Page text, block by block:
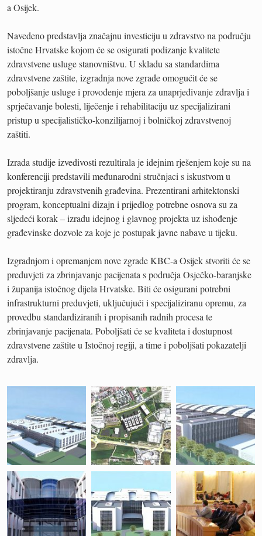
a Osijek.
Navedeno predstavlja značajnu investiciju u zdravstvo na području
istočne Hrvatske kojom će se osigurati podizanje kvalitete
zdravstvene usluge stanovništvu. U skladu sa standardima
zdravstvene zaštite, izgradnja nove zgrade omogućit će se
poboljšanje usluge i provođenje mjera za unaprjeđivanje zdravlja i
sprječavanje bolesti, liječenje i rehabilitaciju uz specijalizirani
pristup u specijalističko-konzilijarnoj i bolničkoj zdravstvenoj
zaštiti.
Izrada studije izvedivosti rezultirala je idejnim rješenjem koje su na
konferenciji predstavili međunarodni stručnjaci s iskustvom u
projektiranju zdravstvenih građevina. Prezentirani arhitektonski
program, konceptualni dizajn i prijedlog potrebne osnova su za
sljedeći korak – izradu idejnog i glavnog projekta uz ishođenje
građevinske dozvole za koje je postupak javne nabave u tijeku.
Izgradnjom i opremanjem nove zgrade KBC-a Osijek stvoriti će se
preduvjeti za zbrinjavanje pacijenata s područja Osječko-baranjske
i županija istočnog dijela Hrvatske. Biti će osigurani potrebni
infrastrukturni preduvjeti, uključujući i specijaliziranu opremu, za
provedbu standardiziranih i propisanih radnih procesa te
zbrinjavanje pacijenata. Poboljšati će se kvaliteta i dostupnost
zdravstvene zaštite u Istočnoj regiji, a time i poboljšati pokazatelji
zdravlja.